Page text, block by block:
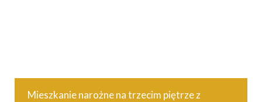
Mieszkanie narożne na trzecim piętrze z